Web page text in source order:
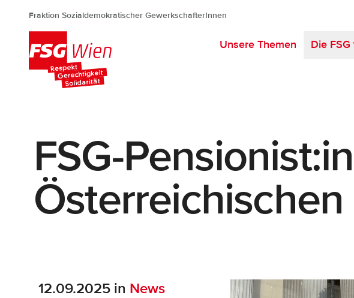
Fraktion Sozialdemokratischer GewerkschafterInnen
FSG Wien
Unsere Themen Die FSG
FSG-
12.09.2025 in News